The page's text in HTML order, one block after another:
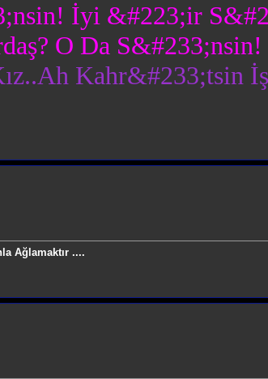
İyi &#223;ir
O Da S&#233;nsin!
Kahr&#233;tsin
Ağlamaktır ....